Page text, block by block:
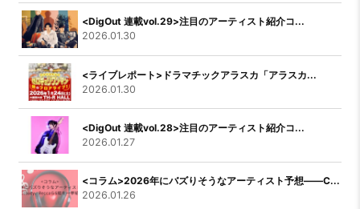
<DigOut 連載vol.29>注目のアーティスト紹介コ...
2026.01.30
<ライブレポート>ドラマチックアラスカ「アラスカ...
2026.01.30
<DigOut 連載vol.28>注目のアーティスト紹介コ...
2026.01.27
<コラム>2026年にバズりそうなアーティスト予想――C...
2026.01.26